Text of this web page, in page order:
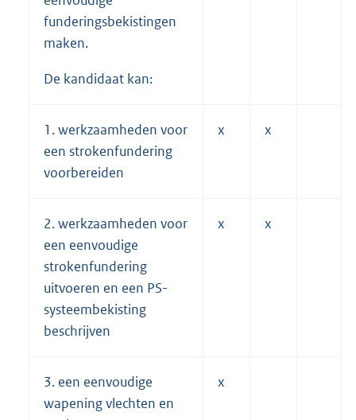
funderingsbekistingen
maken.
De kandidaat kan:
1. werkzaamheden voor
een strokenfundering
voorbereiden
x x
2. werkzaamheden voor
een eenvoudige
strokenfundering
uitvoeren en een PS-
systeembekisting
beschrijven
x x
3. een eenvoudige
wapening vlechten en
x